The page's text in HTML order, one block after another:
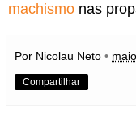
machismo nas
Por Nicolau Neto •
Compartilhar